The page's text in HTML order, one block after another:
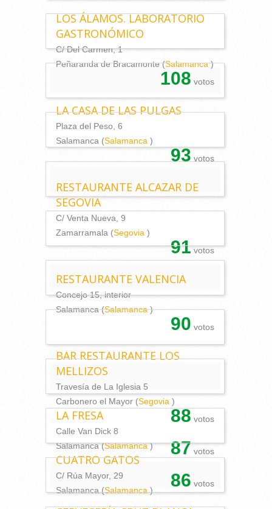
LOS ÁLAMOS. LABORATORIO
GASTRONÓMICO
C/ Del Carmen, 1
Peñaranda de Bracamonte (Salamanca )
108 votos
LA CASA DE LAS PULGAS
Plaza del Peso, 6
Salamanca (Salamanca )
93 votos
RESTAURANTE ALCAZAR DE
SEGOVIA
C/ Venta Nueva, 9
Zamarramala (Segovia )
91votos
RESTAURANTE VALENCIA
Concejo 15, interior
Salamanca (Salamanca )
90 votos
BAR RESTAURANTE LOS
MELLIZOS
Travesía de La Iglesia 5
Carbonero el Mayor (Segovia )
88 votos
LA FRESA
Calle Van Dick 8
Salamanca (Salamanca ) 87 votos
CUATRO GATOS
C/ Rúa Mayor, 29
Salamanca (Salamanca ) 86 votos